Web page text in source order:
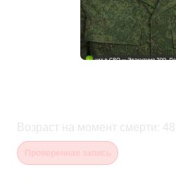
Возраст на момент смерти : 48